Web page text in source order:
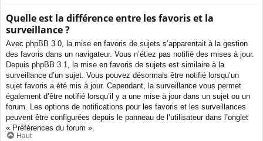
Quelle est la différence entre les favoris et la
surveillance ?
Avec phpBB 3.0, la mise en favoris de sujets s’apparentait à la gestion
des favoris dans un navigateur. Vous n’étiez pas notifié des mises à jour.
Depuis phpBB 3.1, la mise en favoris de sujets est similaire à la
surveillance d’un sujet. Vous pouvez désormais être notifié lorsqu’un
sujet favoris a été mis à jour. Cependant, la surveillance vous permet
également d’être notifié lorsqu’il y a une mise à jour dans un sujet ou un
forum. Les options de notifications pour les favoris et les surveillances
peuvent être configurées depuis le panneau de l’utilisateur dans l’onglet
« Préférences du forum ».
Haut